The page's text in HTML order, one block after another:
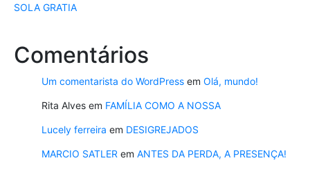
SOLA GRATIA
Comentários
Um comentarista do WordPress em Olá, mundo!
Rita Alves em FAMÍLIA COMO A NOSSA
Lucely ferreira em DESIGREJADOS
MARCIO SATLER em ANTES DA PERDA, A PRESENÇA!